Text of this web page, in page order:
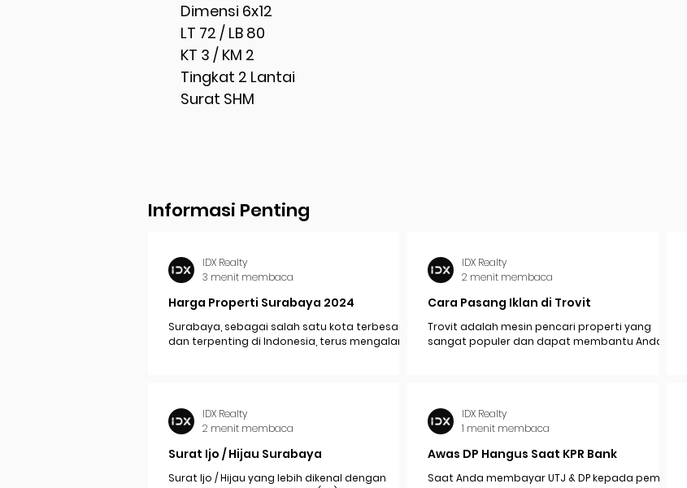
Dimensi 6x12
LT 72 / LB 80
KT 3 / KM 2
Tingkat 2 Lantai
Surat SHM
Informasi Penting
Harga Properti Surabaya 2024
Surabaya, sebagai salah satu kota terbesar
dan terpenting di Indonesia, terus mengalami
IDX Realty
3 menit membaca
Cara Pasang Iklan di Trovit
Trovit adalah mesin pencari properti yang
sangat populer dan dapat membantu Anda
IDX Realty
2 menit membaca
Surat Ijo / Hijau Surabaya
Surat Ijo / Hijau yang lebih dikenal dengan
IDX Realty
2 menit membaca
Awas DP Hangus Saat KPR Bank
Saat Anda membayar UTJ & DP kepada pemilik /
IDX Realty
1 menit membaca